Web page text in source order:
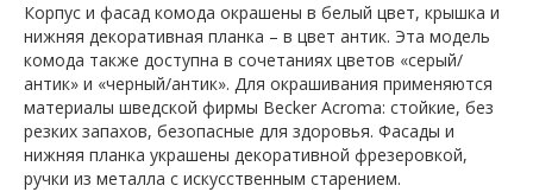
Корпус и фасад комода окрашены в белый цвет, крышка и
нижняя декоративная планка – в цвет антик. Эта модель
комода также доступна в сочетаниях цветов «серый/
антик» и «черный/антик». Для окрашивания применяются
материалы шведской фирмы Becker Acroma: стойкие, без
резких запахов, безопасные для здоровья. Фасады и
нижняя планка украшены декоративной фрезеровкой,
ручки из металла с искусственным старением.